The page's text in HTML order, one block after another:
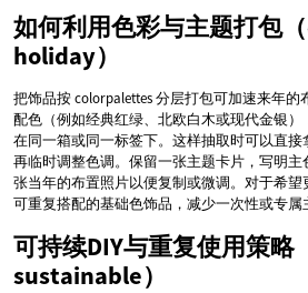
如何利用色彩与主题打包
holiday）
把饰品按 colorpalettes 分层打包可加速来年
配色（例如经典红绿、北欧白木或现代金银
在同一箱或同一标签下。这样抽取时可以直
再临时调整色调。保留一张主题卡片，写明
张当年的布置照片以便复制或微调。对于希
可重复搭配的基础色饰品，减少一次性或专属
可持续DIY与重复使用策略
sustainable）